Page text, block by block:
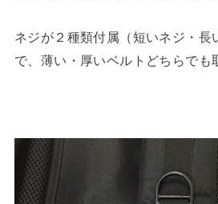
ネジが２種類付属（短いネジ・長
で、薄い・厚いベルトどちらでも